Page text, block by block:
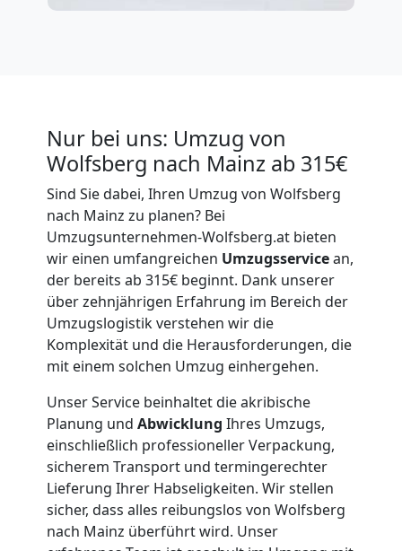
Nur bei uns: Umzug von
Wolfsberg nach Mainz ab 315€
Sind Sie dabei, Ihren Umzug von Wolfsberg
nach Mainz zu planen? Bei
Umzugsunternehmen-Wolfsberg.at bieten
wir einen umfangreichen Umzugsservicean,
der bereits ab 315€ beginnt. Dank unserer
über zehnjährigen Erfahrung im Bereich der
Umzugslogistik verstehen wir die
Komplexität und die Herausforderungen, die
mit einem solchen Umzug einhergehen.
Unser Service beinhaltet die akribische
Planung und Abwicklung Ihres Umzugs,
einschließlich professioneller Verpackung,
sicherem Transport und termingerechter
Lieferung Ihrer Habseligkeiten. Wir stellen
sicher, dass alles reibungslos von Wolfsberg
nach Mainz überführt wird. Unser